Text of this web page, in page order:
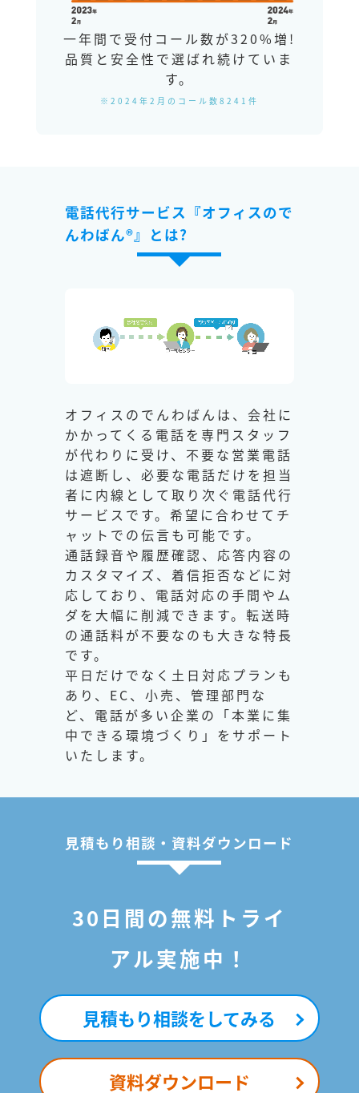
一年間で受付コール数が320%増!
品質と安全性で選ばれ続けていま
す。
※2024年2月のコール数8241件
電話代行サービス『オフィスので
んわばん®』とは?
オフィスのでんわばんは、会社に
かかってくる電話を専門スタッフ
が代わりに受け、不要な営業電話
は遮断し、必要な電話だけを担当
者に内線として取り次ぐ電話代行
サービスです。希望に合わせてチ
ャットでの伝言も可能です。
通話録音や履歴確認、応答内容の
カスタマイズ、着信拒否などに対
応しており、電話対応の手間やム
ダを大幅に削減できます。転送時
の通話料が不要なのも大きな特長
です。
平日だけでなく土日対応プランも
あり、EC、小売、管理部門な
ど、電話が多い企業の「本業に集
中できる環境づくり」をサポート
いたします。
見積もり相談・資料ダウンロード
30日間の無料トライ
アル実施中！
見積もり相談をしてみる
資料ダウンロード